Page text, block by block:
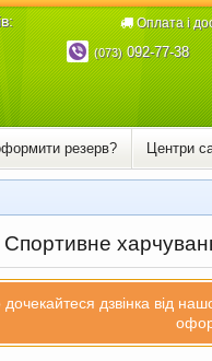
(073)092-77-38
Оплата і
резерв? Центри
дзвінка від